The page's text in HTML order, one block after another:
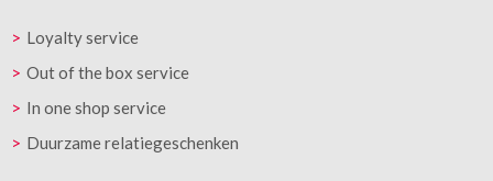
Loyalty service
Out of the box service
In one shop service
Duurzame relatiegeschenken